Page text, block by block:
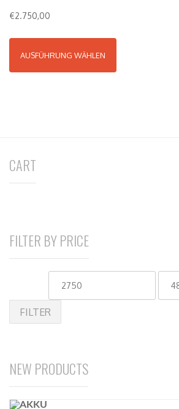
€2.750,00
AUSFÜHRUNG WÄHLEN
CART
FILTER BY PRICE
FILTER
NEW PRODUCTS